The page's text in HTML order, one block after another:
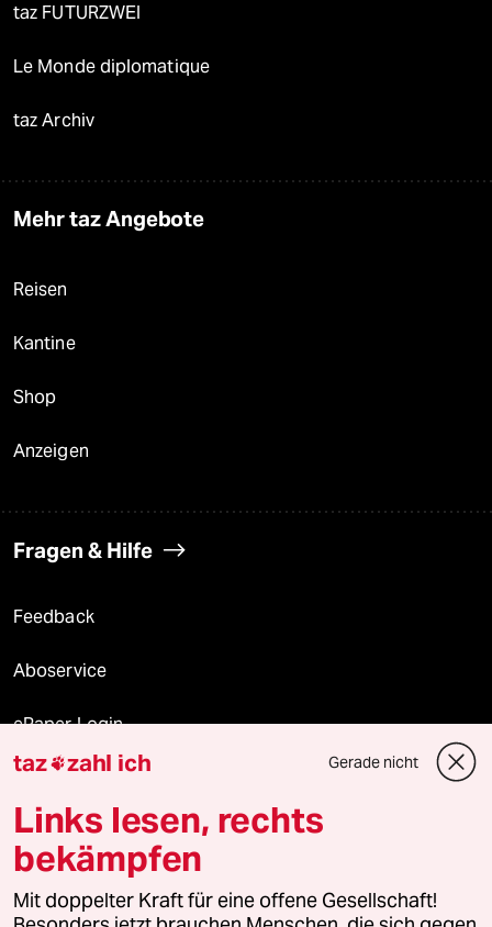
taz FUTURZWEI
Le Monde diplomatique
taz Archiv
Mehr taz Angebote
Reisen
Kantine
Shop
Anzeigen
Fragen & Hilfe
Feedback
Aboservice
ePaper Login
Downloads für Abonnierende
© 2026 taz Verlags und Vertriebs GmbH
Alle Rechte vorbehalten. Bei rechtlichen Fragen oder für Genehmigungen
wenden Sie sich bitte an
lizenzen@taz.de
taz zahl ich Gerade nicht
Links lesen, rechts
bekämpfen
Mit doppelter Kraft für eine offene Gesellschaft!